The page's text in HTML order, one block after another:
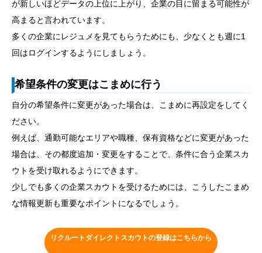
が新しいほどデータの上位に上がり、企業の目に留まる可能性が
高まると言われています。
多くの企業にレジュメを見てもらうためにも、少なくとも週に1
回はログインするようにしましょう。
希望条件の変更はこまめに行う
自分の希望条件に変更があった場合は、こまめに再設定をしてく
ださい。
例えば、通勤可能なエリアや職種、保有資格などに変更があった
場合は、その都度追加・変更をすることで、条件に合う企業スカ
ウトを受け取れるようにできます。
少しでも多くの企業スカウトを受けるためには、こうしたこまめ
な情報更新も重要なポイントになるでしょう。
リクルートダイレクトスカウトの登録はこちらから